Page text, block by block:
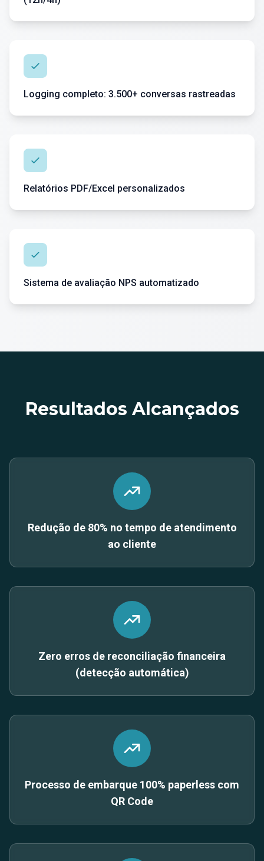
Logging completo: 3.500+ conversas rastreadas
Relatórios PDF/Excel personalizados
Sistema de avaliação NPS automatizado
Resultados Alcançados
Redução de 80% no tempo de atendimento
ao cliente
Zero erros de reconciliação financeira
(detecção automática)
Processo de embarque 100% paperless com
QR Code